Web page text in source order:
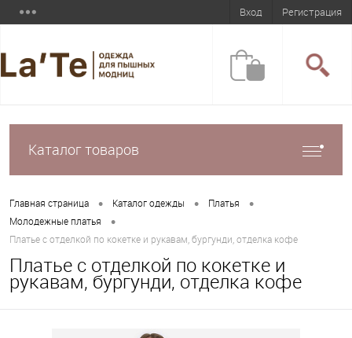
Вход Регистрация
Каталог товаров
Главная страница • Каталог одежды • Платья •
Молодежные платья •
Платье с отделкой по кокетке и рукавам, бургунди, отделка кофе
Платье с отделкой по кокетке и
рукавам, бургунди, отделка кофе